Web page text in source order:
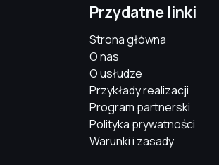
Przydatne linki
Strona główna
O nas
O usłudze
Przykłady realizacji
Program partnerski
Polityka prywatności
Warunki i zasady